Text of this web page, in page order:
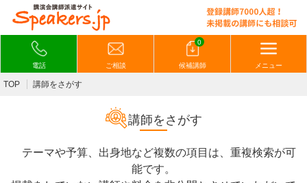
電話 ご相談
0
候補講師 メニュー
TOP 講師をさがす
講師をさがす
テーマや予算、出身地など複数の項目は、重複検索が可
能です。